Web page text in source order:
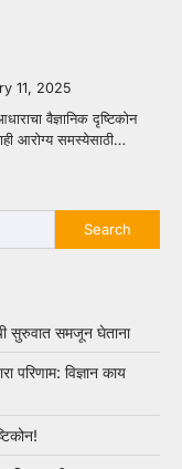
11, 2025
वैज्ञानिक दृष्टिकोन
आरोग्य समस्येसाठी…
Search
सुरुवात समजून घेताना
परिणाम: विज्ञान काय